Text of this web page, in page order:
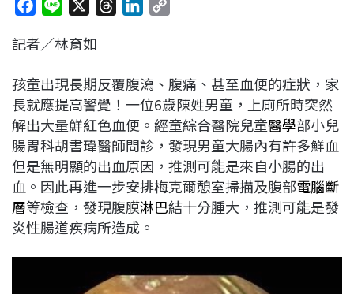
c
b
o
o
k
n
a
d
s
e
d
I
n
L
i
n
k
記者／林育如
孩童出現長期反覆腹瀉、腹痛、甚至血便的症狀，家
長就應提高警覺！一位6歲陳姓男童，上廁所時突然
解出大量鮮紅色血便。經童綜合醫院兒童醫學部小兒
腸胃科胡書瑋醫師問診，發現男童大腸內有許多鮮血
但是無明顯的出血原因，推測可能是來自小腸的出
血。因此再進一步安排梅克爾憩室掃描及腹部電腦斷
層等檢查，發現腹膜淋巴結十分腫大，推測可能是發
炎性腸道疾病所造成。